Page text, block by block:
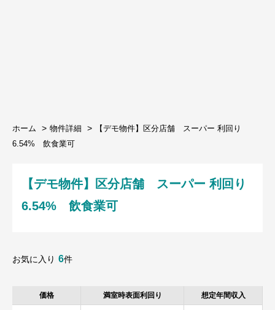
ホーム 物件詳細
【デモ物件】区分店舗 スーパー 利回り
6.54% 飲食業可
【デモ物件】区分店舗 スーパー 利回り
6.54% 飲食業可
お気に入り 6件
価格 満室時表面利回り 想定年間収入